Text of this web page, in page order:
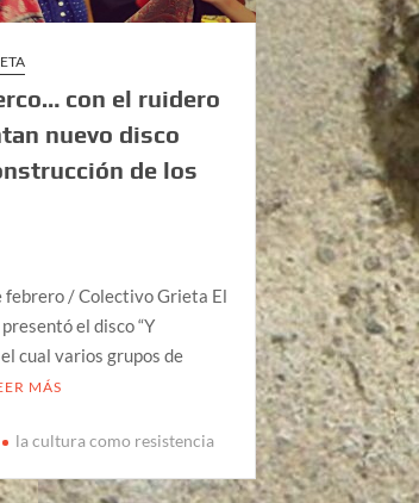
con el ruidero
nuevo disco
de los
febrero / Colectivo Grieta El
el disco “Y
cual varios grupos de
MÁS
la cultura como resistencia